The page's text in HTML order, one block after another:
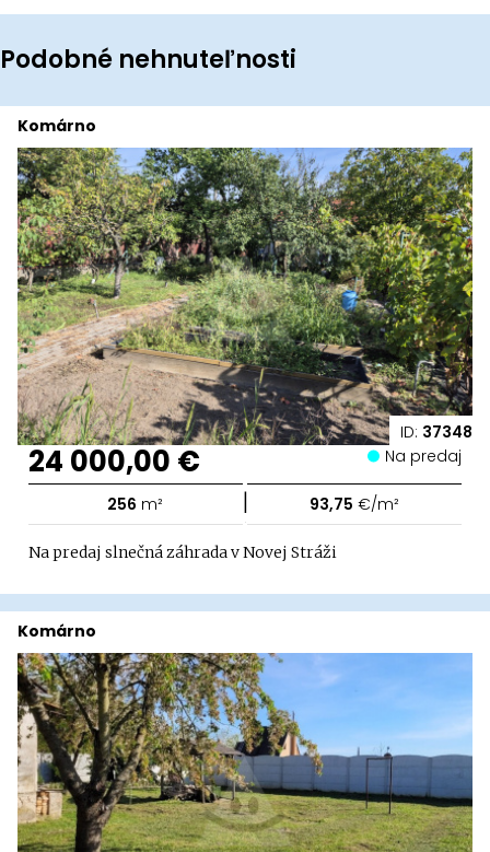
Podobné nehnuteľnosti
ID: 37348
Komárno
24 000,00 € Na predaj
256 m² | 93,75 €/m²
Na predaj slnečná záhrada v Novej Stráži
Komárno